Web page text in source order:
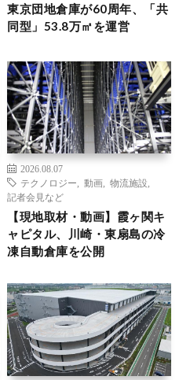
東京団地倉庫が60周年、「共
同型」53.8万㎡を運営
2026.08.07
テクノロジー
動画 物流施設
記者会見など
【現地取材・動画】霞ヶ関キ
ャピタル、川崎・東扇島の冷
凍自動倉庫を公開